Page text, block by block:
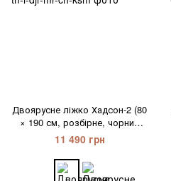
Двоярусне ліжко Хадсон-2 (80
× 190 см, розбірне, чорний
оксамит)
11 490 грн